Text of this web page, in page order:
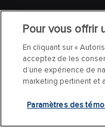
Pour vous offrir
En cliquant sur «
acceptez de les
d’une expérience de
marketing pertinent et
Paramètres des